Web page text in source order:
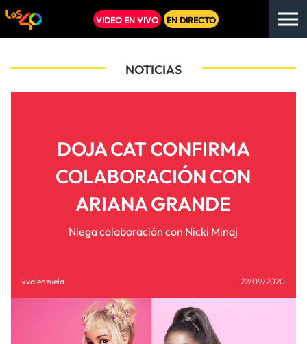
VIDEO EN VIVO EN DIRECTO
NOTICIAS
DOJA CAT CONFIRMA
COLABORACIÓN CON
ARIANA GRANDE
Niega colaboración con Nicki Minaj
kvalenzuela 22/09/2020